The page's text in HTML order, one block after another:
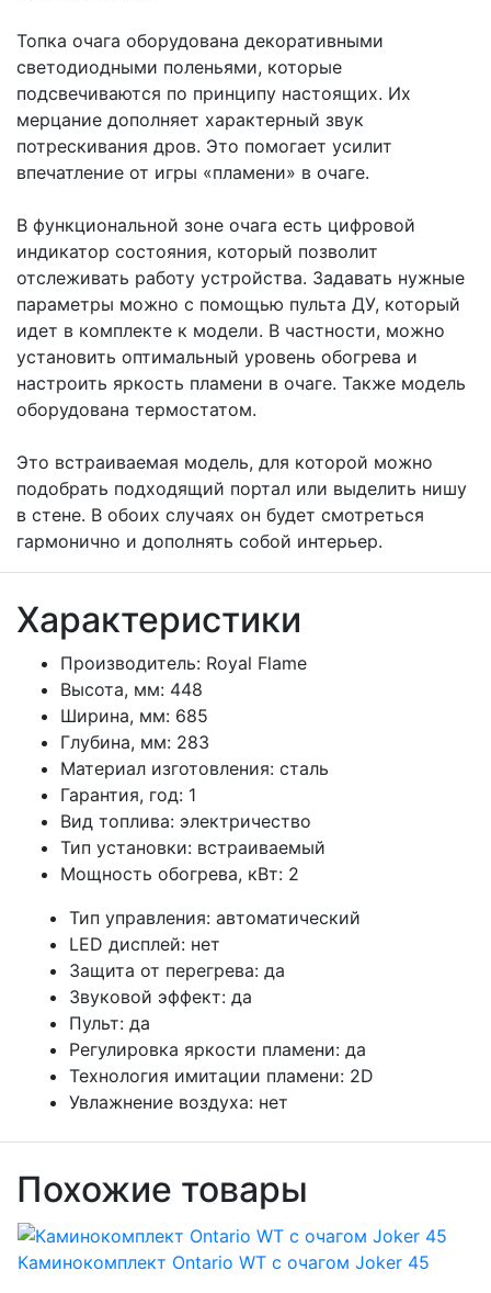
Топка очага оборудована декоративными
светодиодными поленьями, которые
подсвечиваются по принципу настоящих. Их
мерцание дополняет характерный звук
потрескивания дров. Это помогает усилит
впечатление от игры «пламени» в очаге.
В функциональной зоне очага есть цифровой
индикатор состояния, который позволит
отслеживать работу устройства. Задавать нужные
параметры можно с помощью пульта ДУ, который
идет в комплекте к модели. В частности, можно
установить оптимальный уровень обогрева и
настроить яркость пламени в очаге. Также модель
оборудована термостатом.
Это встраиваемая модель, для которой можно
подобрать подходящий портал или выделить нишу
в стене. В обоих случаях он будет смотреться
гармонично и дополнять собой интерьер.
Характеристики
Производитель: Royal Flame
Высота, мм: 448
Ширина, мм: 685
Глубина, мм: 283
Материал изготовления: сталь
Гарантия, год: 1
Вид топлива: электричество
Тип установки: встраиваемый
Мощность обогрева, кВт: 2
Тип управления: автоматический
LED дисплей: нет
Защита от перегрева: да
Звуковой эффект: да
Пульт: да
Регулировка яркости пламени: да
Технология имитации пламени: 2D
Увлажнение воздуха: нет
Похожие товары
Каминокомплект Ontario WT с очагом Joker 45